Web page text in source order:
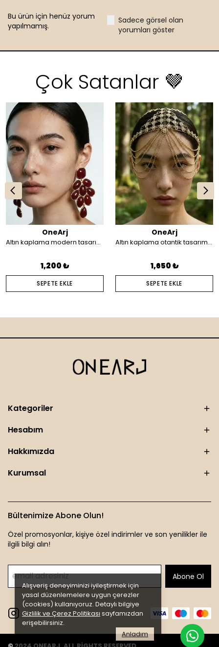
Alışveriş deneyiminizi iyileştirmek için
yasal düzenlemelere uygun çerezler
(cookies) kullanıyoruz. Detaylı bilgiye
Gizlilik ve Çerez Politikası sayfamızdan
erişebilirsiniz.
Anladım
Bu ürün için henüz yorum
yapılmamış.
Sadece görsel olan
yorumları göster
Çok Satanlar 🤎
OneArj
Altın kaplama modern tasarım küpe
1,200 ₺
SEPETE EKLE
OneArj
Altın kaplama otantik tasarım saç aksesuarı
1,650 ₺
SEPETE EKLE
Kategoriler
Hesabım
Hakkımızda
Kurumsal
Bültenimize Abone Olun!
Özel promosyonlar, kişiye özel indirimler ve son yenilikler ile
ilgili bilgi alın!
Abone Ol